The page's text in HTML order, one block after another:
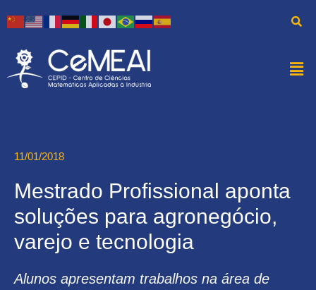
11/01/2018
Mestrado Profissional aponta
soluções para agronegócio,
varejo e tecnologia
Alunos apresentam trabalhos na área de